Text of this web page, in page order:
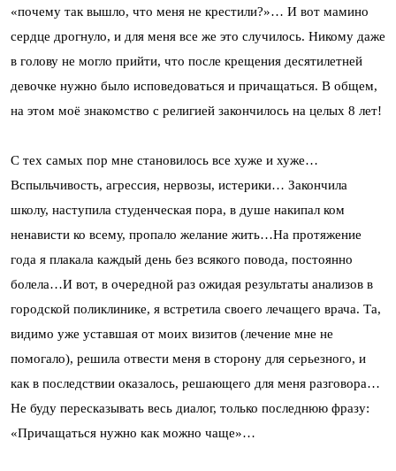
«почему так вышло, что меня не крестили?»… И вот мамино
сердце дрогнуло, и для меня все же это случилось. Никому даже
в голову не могло прийти, что после крещения десятилетней
девочке нужно было исповедоваться и причащаться. В общем,
на этом моё знакомство с религией закончилось на целых 8 лет!
С тех самых пор мне становилось все хуже и хуже…
Вспыльчивость, агрессия, нервозы, истерики… Закончила
школу, наступила студенческая пора, в душе накипал ком
ненависти ко всему, пропало желание жить…На протяжение
года я плакала каждый день без всякого повода, постоянно
болела…И вот, в очередной раз ожидая результаты анализов в
городской поликлинике, я встретила своего лечащего врача. Та,
видимо уже уставшая от моих визитов (лечение мне не
помогало), решила отвести меня в сторону для серьезного, и
как в последствии оказалось, решающего для меня разговора…
Не буду пересказывать весь диалог, только последнюю фразу:
«Причащаться нужно как можно чаще»…